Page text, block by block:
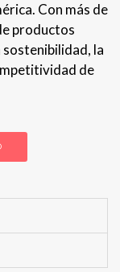
Con más de
productos
sostenibilidad, la
de